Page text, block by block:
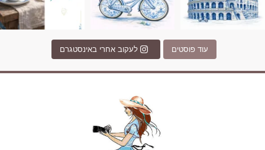
עוד פוסטים לעקוב אחרי באינסטגרם